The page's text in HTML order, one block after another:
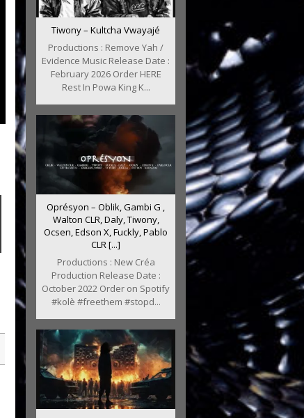
Tiwony – Kultcha Vwayajé
Productions : Remove Yah /
Evidence Music Release Date :
February 2026 Order HERE
Rest In Powa King K...
Oprésyon – Oblik, Gambi G ,
Walton CLR, Daly, Tiwony,
Ocsen, Edson X, Fuckly, Pablo
CLR [...]
Productions : New Créa
Production Release Date :
October 2022 Order on Spotify
#kolè #freethem #stopd...